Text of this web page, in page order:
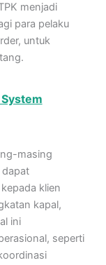
menjadi
para pelaku
untuk
masing
dapat
klien
kapal,
ini
seperti